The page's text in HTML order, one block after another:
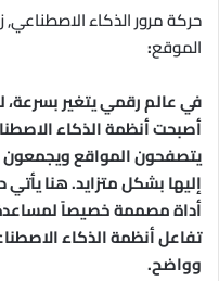
حركة مرور الذكاء
الموقع:
في عالم رقمي يتغير
أصبحت أنظمة الذكاء
يتصفحون المواقع
إليها بشكل متزايد. هنا يأتي
أداة مصممة خصيصاً
تفاعل أنظمة الذكاء
وواضح.